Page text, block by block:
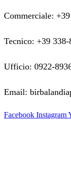
Commerciale:
Tecnico: +39 338-
Ufficio: 0922-
Email:
Facebook Instagram